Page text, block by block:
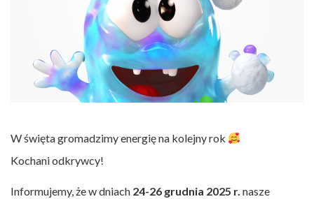
W święta gromadzimy energię na kolejny rok
Kochani odkrywcy!
Informujemy, że w dniach 24-26 grudnia 2025 r. nasze